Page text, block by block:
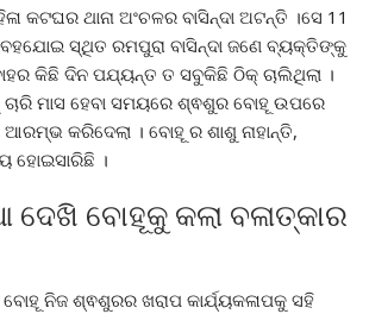
କଟଘର ଥାନା ଅଂଚଳର ବାସିନ୍ଦା ଅଟନ୍ତି ।ସେ 11
ସ୍ଥିତ ରମପୁରା ବାସିନ୍ଦା ଜଣେ ବ୍ୟକ୍ତିଙ୍କୁ
କିଛି ଦିନ ପଯ୍ୟନ୍ତ ତ ସବୁକିଛି ଠିକ୍ ଚାଲିଥିଲା ।
ଚାରି ମାସ ହେବା ସମୟରେ ଶ୍ଵଶୁର ବୋହୂ ଉପରେ
କରିଦେଲା । ବୋହୂ ର ଶାଶୁ ନାହାନ୍ତି,
ହୋଇସାରିଛି ।
ବୋହୂକୁ କଲା ବଳାତ୍କାର
ନିଜ ଶ୍ଵଶୁରର ଖରାପ କାର୍ଯ୍ୟକଳାପକୁ ସହି